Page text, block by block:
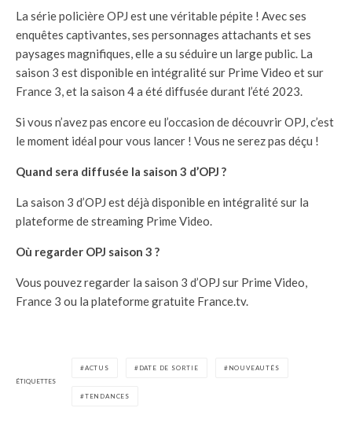
La série policière OPJ est une véritable pépite ! Avec ses
enquêtes captivantes, ses personnages attachants et ses
paysages magnifiques, elle a su séduire un large public. La
saison 3 est disponible en intégralité sur Prime Video et sur
France 3, et la saison 4 a été diffusée durant l’été 2023.
Si vous n’avez pas encore eu l’occasion de découvrir OPJ, c’est
le moment idéal pour vous lancer ! Vous ne serez pas déçu !
Quand sera diffusée la saison 3 d’OPJ ?
La saison 3 d’OPJ est déjà disponible en intégralité sur la
plateforme de streaming Prime Video.
Où regarder OPJ saison 3 ?
Vous pouvez regarder la saison 3 d’OPJ sur Prime Video,
France 3 ou la plateforme gratuite France.tv.
ÉTIQUETTES
ACTUS DATE DE SORTIE NOUVEAUTÉS
TENDANCES